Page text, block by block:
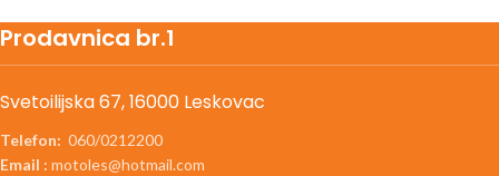
Prodavnica br.1
Svetoilijska 67, 16000 Leskovac
Telefon: 060/0212200
Email : motoles@hotmail.com